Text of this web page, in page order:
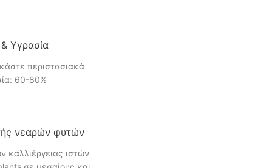
Υγρασία
περιστασιακά
60-80%
νεαρών φυτών
καλλιέργειας ιστών